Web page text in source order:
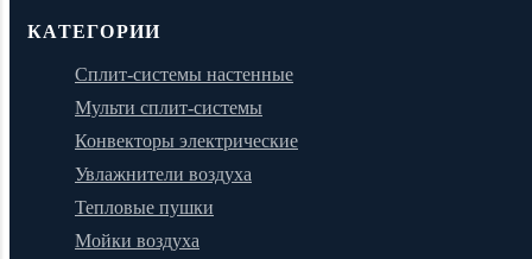
КАТЕГОРИИ
Сплит-системы настенные
Мульти сплит-системы
Конвекторы электрические
Увлажнители воздуха
Тепловые пушки
Мойки воздуха